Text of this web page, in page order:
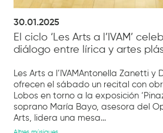
30.01.2025
El ciclo ‘Les Arts a l’IVAM’
diálogo entre lírica y artes
Les Arts a l’IVAMAntonella Zanetti y
ofrecen el sábado un recital con
Lobos en torno a la exposición
soprano María Bayo, asesora del
Arts, lidera una mesa...